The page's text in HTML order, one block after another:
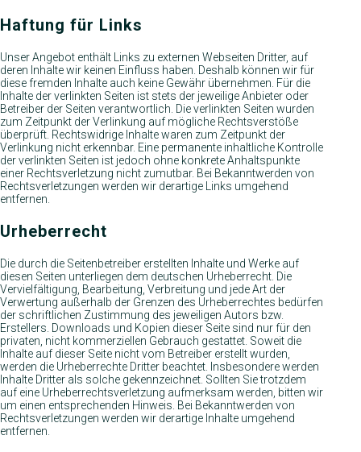
Haftung für Links
Unser Angebot enthält Links zu externen Webseiten Dritter, auf
deren Inhalte wir keinen Einfluss haben. Deshalb können wir für
diese fremden Inhalte auch keine Gewähr übernehmen. Für die
Inhalte der verlinkten Seiten ist stets der jeweilige Anbieter oder
Betreiber der Seiten verantwortlich. Die verlinkten Seiten wurden
zum Zeitpunkt der Verlinkung auf mögliche Rechtsverstöße
überprüft. Rechtswidrige Inhalte waren zum Zeitpunkt der
Verlinkung nicht erkennbar. Eine permanente inhaltliche Kontrolle
der verlinkten Seiten ist jedoch ohne konkrete Anhaltspunkte
einer Rechtsverletzung nicht zumutbar. Bei Bekanntwerden von
Rechtsverletzungen werden wir derartige Links umgehend
entfernen.
Urheberrecht
Die durch die Seitenbetreiber erstellten Inhalte und Werke auf
diesen Seiten unterliegen dem deutschen Urheberrecht. Die
Vervielfältigung, Bearbeitung, Verbreitung und jede Art der
Verwertung außerhalb der Grenzen des Urheberrechtes bedürfen
der schriftlichen Zustimmung des jeweiligen Autors bzw.
Erstellers. Downloads und Kopien dieser Seite sind nur für den
privaten, nicht kommerziellen Gebrauch gestattet. Soweit die
Inhalte auf dieser Seite nicht vom Betreiber erstellt wurden,
werden die Urheberrechte Dritter beachtet. Insbesondere werden
Inhalte Dritter als solche gekennzeichnet. Sollten Sie trotzdem
auf eine Urheberrechtsverletzung aufmerksam werden, bitten wir
um einen entsprechenden Hinweis. Bei Bekanntwerden von
Rechtsverletzungen werden wir derartige Inhalte umgehend
entfernen.